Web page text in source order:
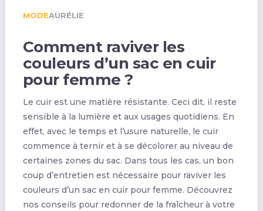
MODEAURÉLIE
Comment raviver les
couleurs d’un sac en cuir
pour femme ?
Le cuir est une matière résistante. Ceci dit, il reste
sensible à la lumière et aux usages quotidiens. En
effet, avec le temps et l’usure naturelle, le cuir
commence à ternir et à se décolorer au niveau de
certaines zones du sac. Dans tous les cas, un bon
coup d’entretien est nécessaire pour raviver les
couleurs d’un sac en cuir pour femme. Découvrez
nos conseils pour redonner de la fraîcheur à votre